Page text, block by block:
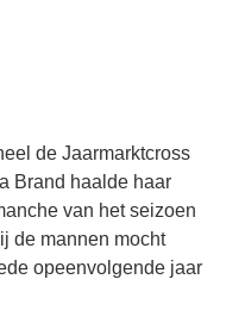
de Jaarmarktcross
Brand haalde haar
van het seizoen
de mannen mocht
opeenvolgende jaar